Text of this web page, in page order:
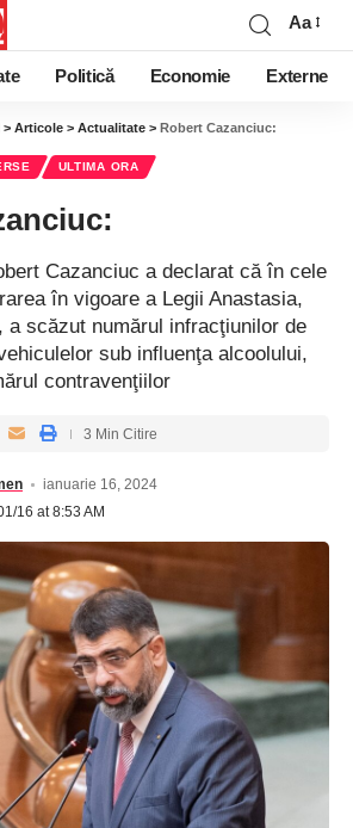
Aa
Politică Economie Externe
> Articole > Actualitate > Robert Cazanciuc:
ULTIMA ORA
Cazanciuc a declarat că în cele
în vigoare a Legii Anastasia,
a scăzut numărul infracţiunilor de
sub influenţa alcoolului,
contravenţiilor
ianuarie 16, 2024
16 at 8:53 AM
3 Min Citire